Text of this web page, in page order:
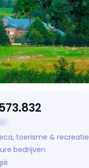
toerisme & recreatie
bedrijven